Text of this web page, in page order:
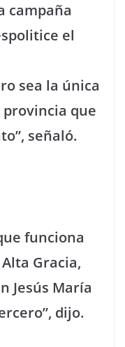
campaña
el
sea la única
que
señaló.
funciona
Gracia,
Jesús María
dijo.